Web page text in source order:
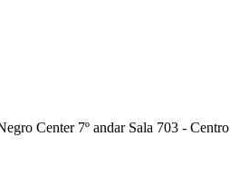
Center 7º andar Sala 703 - Centro